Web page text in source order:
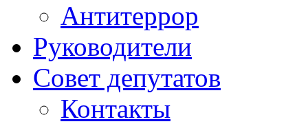
Антитеррор
Руководители
Совет депутатов
Контакты